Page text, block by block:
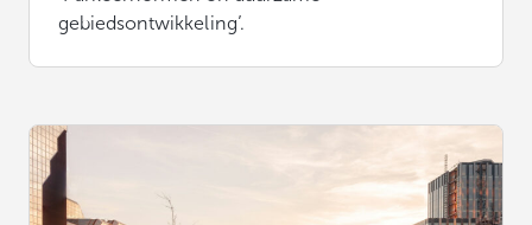
gebiedsontwikkeling’.